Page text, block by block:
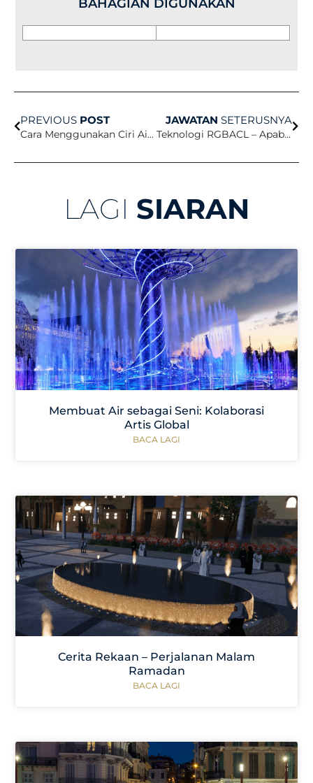
BAHAGIAN DIGUNAKAN
PREVIOUS POST
Cara Menggunakan Ciri Air anda pada Musim Sejuk
JAWATAN SETERUSNYA
Teknologi RGBACL – Apabila Cahaya Menjadi Kesenian
LAGI SIARAN
Membuat Air sebagai Seni: Kolaborasi
Artis Global
BACA LAGI
Cerita Rekaan – Perjalanan Malam
Ramadan
BACA LAGI